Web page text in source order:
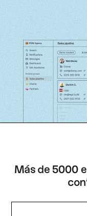
Más de 5000